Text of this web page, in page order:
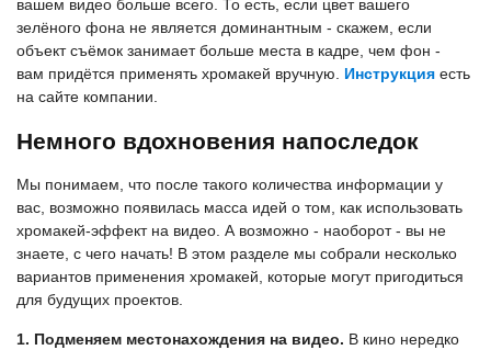
вашем видео больше всего. То есть, если цвет вашего
зелёного фона не является доминантным - скажем, если
объект съёмок занимает больше места в кадре, чем фон -
вам придётся применять хромакей вручную. Инструкция есть
на сайте компании.
Немного вдохновения напоследок
Мы понимаем, что после такого количества информации у
вас, возможно появилась масса идей о том, как использовать
хромакей-эффект на видео. А возможно - наоборот - вы не
знаете, с чего начать! В этом разделе мы собрали несколько
вариантов применения хромакей, которые могут пригодиться
для будущих проектов.
1. Подменяем местонахождения на видео. В кино нередко